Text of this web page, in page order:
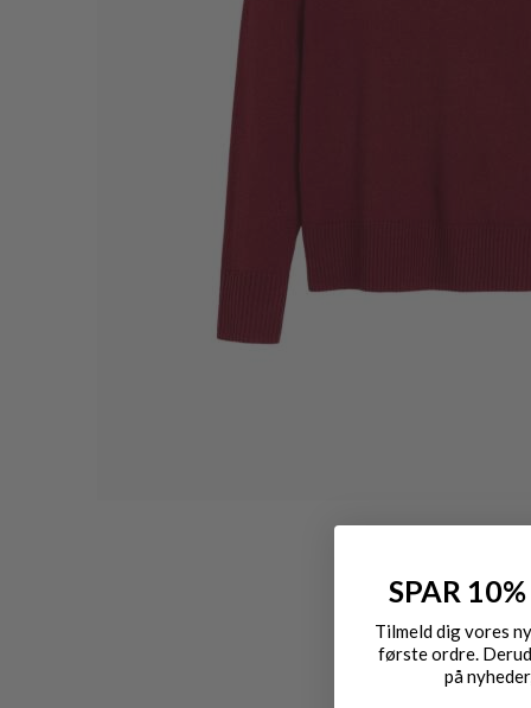
SPAR
Tilmeld dig vores
første ordre.
på